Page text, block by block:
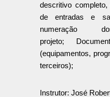
descritivo
de entradas e
projeto;
(equipamentos,
terceiros);
Instrutor: José